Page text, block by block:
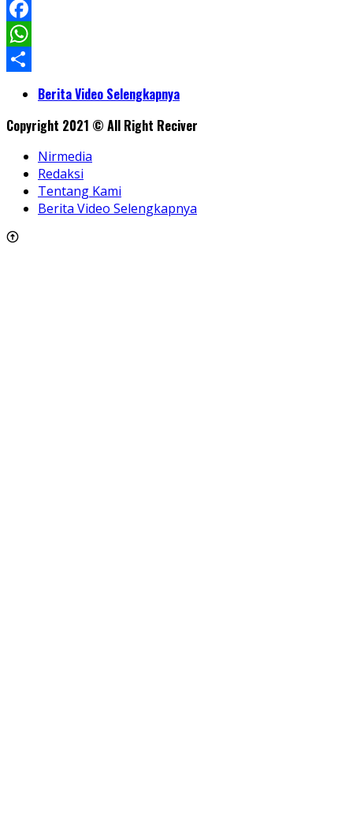
LinkedIn
Facebook
WhatsApp
ShareBerita Video Selengkapnya
Copyright 2021 © All Right Reciver
Nirmedia
Redaksi
Tentang Kami
Berita Video Selengkapnya